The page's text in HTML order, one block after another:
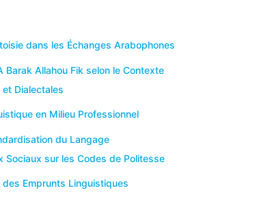
dans les Échanges Arabophones
Barak Allahou Fik selon le Contexte
et Dialectales
en Milieu Professionnel
du Langage
Sociaux sur les Codes de Politesse
Emprunts Linguistiques